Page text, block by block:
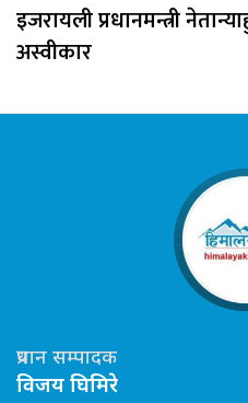
इजरायली प्रधानमन्त्री
अस्वीकार
प्रधान सम्पादक
विजय घिमिरे